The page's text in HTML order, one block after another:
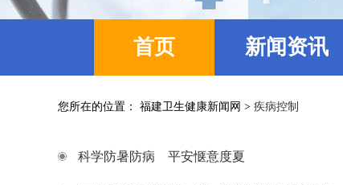
首页 新闻资讯
您所在的位置： 福建卫生健康新闻网 > 疾病控制
科学防暑防病 平安惬意度夏